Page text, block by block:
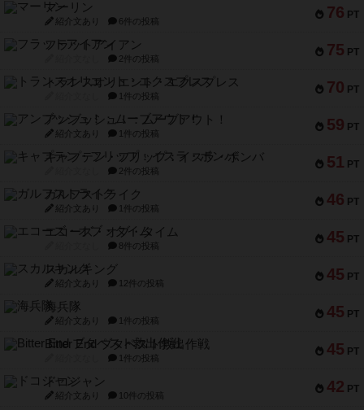
76 PT
マーリン
紹介文あり 6件の投稿
75 PT
フラットアイアン
2件の投稿
70 PT
トランスオリエント・エクスプレス
1件の投稿
59 PT
アンブッシュ！：ムーブアウト！
紹介文あり 1件の投稿
51 PT
キャプテン・フリップ：イスラ・ボンバ
2件の投稿
46 PT
ガルフストライク
紹介文あり 1件の投稿
45 PT
エコーズ・オブ・タイム
8件の投稿
45 PT
スカルキング
紹介文あり 12件の投稿
45 PT
海兵隊
紹介文あり 1件の投稿
45 PT
Bitter End ブタペスト救出作戦
1件の投稿
42 PT
ドコジャン
紹介文あり 10件の投稿